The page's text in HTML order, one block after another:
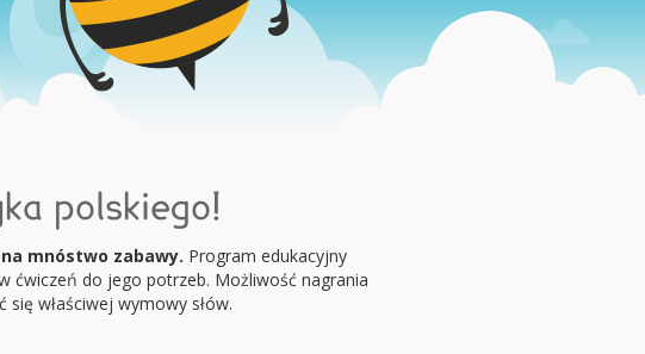
polskiego!
mnóstwo zabawy. Program edukacyjny
ćwiczeń do jego potrzeb. Możliwość nagrania
właściwej wymowy słów.